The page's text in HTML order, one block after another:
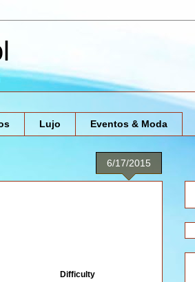
Lujo Eventos & Moda
6/17/2015
Difficulty